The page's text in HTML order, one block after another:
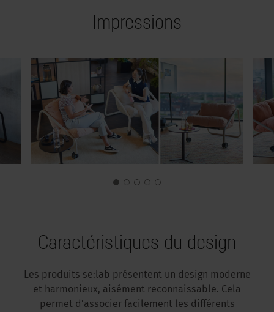
Impressions
Caractéristiques du design
Les produits se:lab présentent un design moderne
et harmonieux, aisément reconnaissable. Cela
permet d’associer facilement les différents